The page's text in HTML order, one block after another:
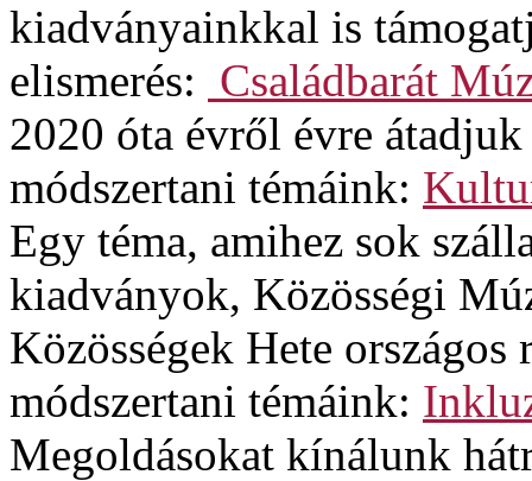
kiadványainkkal is
elismerés: Családbarát
2020 óta évről évre
módszertani témáink:
Egy téma, amihez sok
kiadványok, Közösségi
Közösségek Hete
módszertani témáink:
Megoldásokat kínálunk